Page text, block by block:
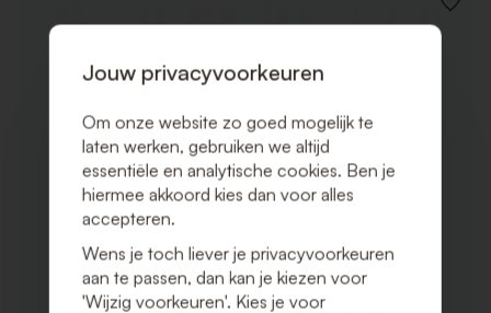
VOEG
TOE
Jouw privacyvoorkeuren
Om onze website zo goed mogelijk te
laten werken, gebruiken we altijd
essentiële en analytische cookies. Ben je
hiermee akkoord kies dan voor alles
accepteren.
Wens je toch liever je privacyvoorkeuren
aan te passen, dan kan je kiezen voor
'Wijzig voorkeuren'. Kies je voor